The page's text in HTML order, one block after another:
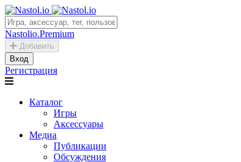
Nastolio.Premium
Добавить
Вход
Регистрация
Каталог
Игры
Аксессуары
Медиа
Публикации
Обсуждения